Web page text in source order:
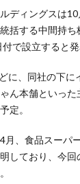
ディングスは
括する中間持
で設立すると発
に、同社の下に
ん本舗といっ
定。
月、食品スーパ
しており、今